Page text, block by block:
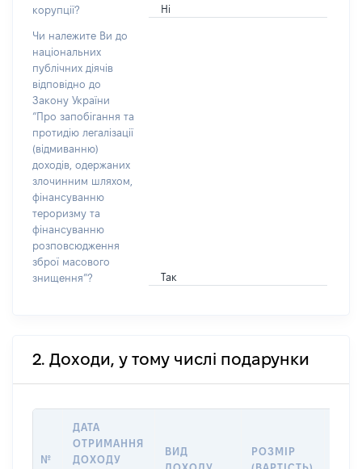
корупції?
Ні
Чи належите Ви до
національних
публічних діячів
відповідно до
Закону України
“Про запобігання та
протидію легалізації
(відмиванню)
доходів, одержаних
злочинним шляхом,
фінансуванню
тероризму та
фінансуванню
розповсюдження
зброї масового
знищення”?
Так
2. Доходи, у тому числі подарунки
№
ДАТА
ОТРИМАННЯ
ДОХОДУ
ВИД
РОЗМІР